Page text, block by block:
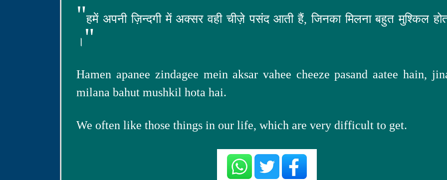
"हमें अपनी ज़िन्दगी में अक्सर वही चीज़े पसंद आती हैं, जिनका मिलना बहुत मुश्किल
। "
Hamen apanee zindagee mein aksar vahee cheeze pasand aatee hain,
milana bahut mushkil hota hai.
We often like those things in our life, which are very difficult to get.